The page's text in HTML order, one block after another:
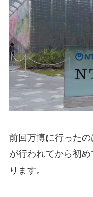
前回万博に行った
が行われてから初
ります。